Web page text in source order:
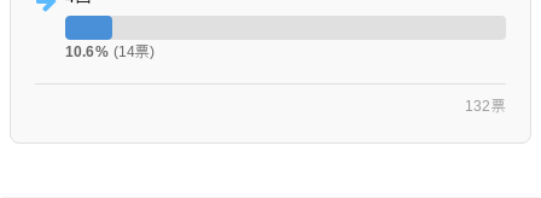
10.6%(14票)
132票